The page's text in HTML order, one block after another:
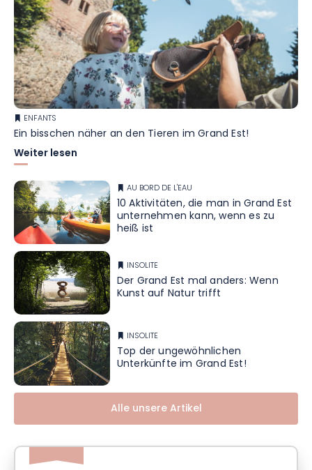
ENFANTS
Ein bisschen näher an den Tieren im Grand Est!
Weiter lesen
AU BORD DE L'EAU
10 Aktivitäten, die man in Grand Est
unternehmen kann, wenn es zu
heiß ist
INSOLITE
Der Grand Est mal anders: Wenn
Kunst auf Natur trifft
INSOLITE
Top der ungewöhnlichen
Unterkünfte im Grand Est!
Alle unsere Artikel